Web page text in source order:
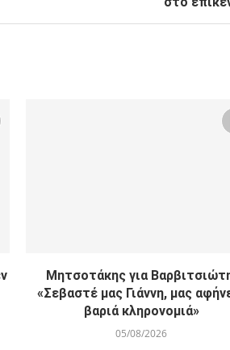
Μητσοτάκης για
«Σεβαστέ μας Γιάννη, μας
βαριά κληρονομιά»
05/08/2026